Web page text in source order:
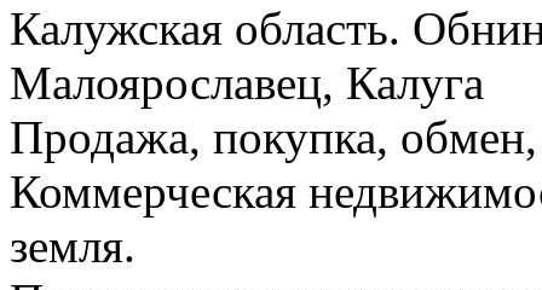
Калужская область.
Малоярославец, Калуга
Продажа, покупка, обмен,
Коммерческая
земля.